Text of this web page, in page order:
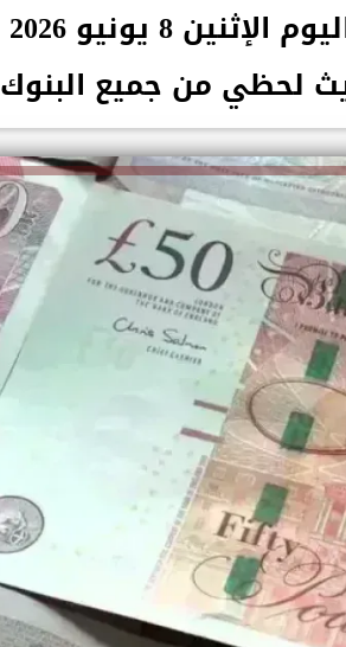
لحظي من جميع البنوك
إلهام شرشر تكتب: دي مبقتش كورة..
دي سياسة
الرئيس
بجهوده